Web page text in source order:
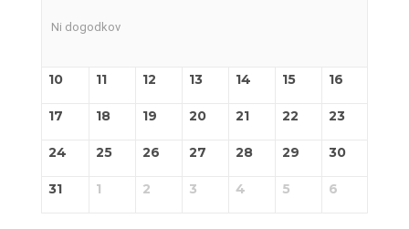
Ni dogodkov
10 11 12 13 14 15 16
17 18 19 20 21 22 23
24 25 26 27 28 29 30
31 1 2 3 4 5 6